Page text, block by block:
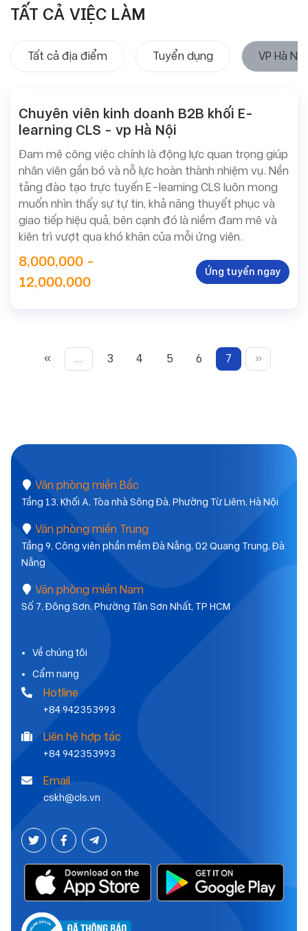
Tuyển
TẤT CẢ VIỆC LÀM
Tất cả địa điểm Tuyển dụng VP Hà Nội
Chuyên viên kinh doanh B2B khối E-
learning CLS - vp Hà Nội
Đam mê công việc chính là động lực quan trọng giúp
nhân viên gắn bó và nỗ lực hoàn thành nhiệm vụ. Nền
tảng đào tạo trực tuyến E-learning CLS luôn mong
muốn nhìn thấy sự tự tin, khả năng thuyết phục và
giao tiếp hiệu quả, bên cạnh đó là niềm đam mê và
kiên trì vượt qua khó khăn của mỗi ứng viên.
8,000,000 -
12,000,000
Ứng tuyển ngay
« … 3 4 5 6 7 »
Văn phòng miền Bắc
Tầng 13, Khối A, Tòa nhà Sông Đà, Phường Từ Liêm, Hà Nội
Văn phòng miền Trung
Tầng 9, Công viên phần mềm Đà Nẵng, 02 Quang Trung, Đà
Nẵng
Văn phòng miền Nam
Số 7, Đông Sơn, Phường Tân Sơn Nhất, TP HCM
Về chúng tôi
Cẩm nang
Hotline
+84 942353993
Liên hệ hợp tác
+84 942353993
Email
cskh@cls.vn